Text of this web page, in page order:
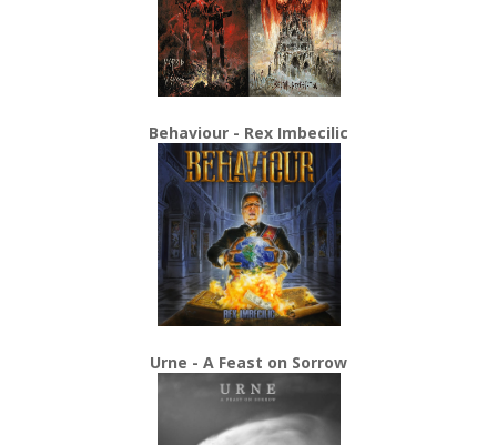
Behaviour - Rex Imbecilic
Urne - A Feast on Sorrow